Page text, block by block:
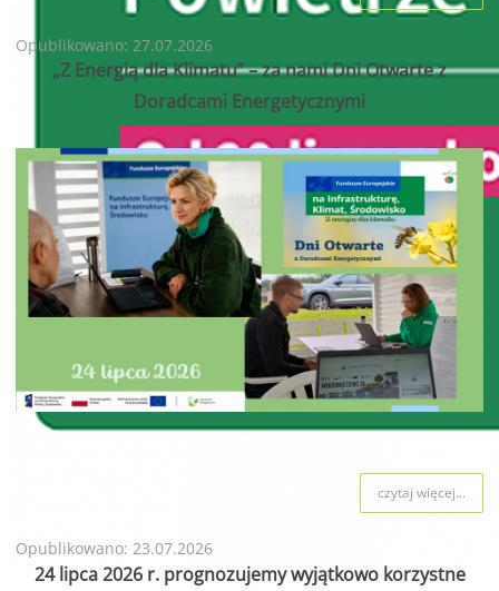
Opublikowano: 27.07.2026
„Z Energią dla Klimatu” – za nami Dni Otwarte z
Doradcami Energetycznymi
czytaj więcej...
Opublikowano: 23.07.2026
24 lipca 2026 r. prognozujemy wyjątkowo korzystne